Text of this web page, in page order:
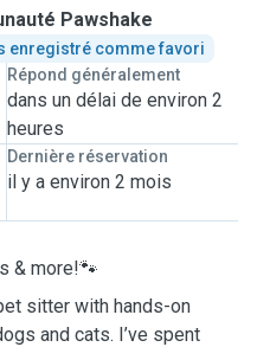
Pawshake
enregistré comme favori
Répond généralement
dans un délai de environ 2
heures
Dernière réservation
il y a environ 2 mois
& more!🐾
sitter with hands-on
and cats. I’ve spent